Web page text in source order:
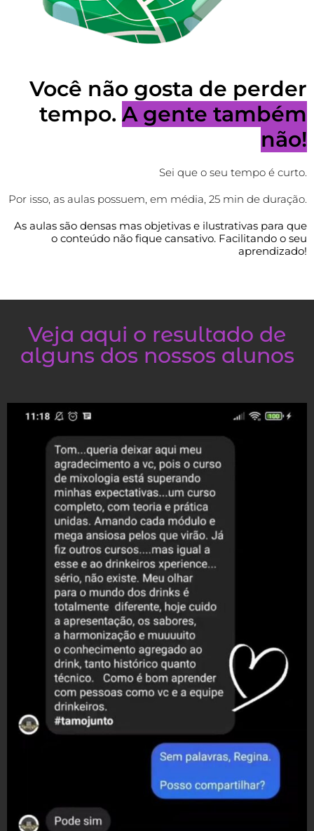
Você não gosta de perder
tempo. A gente também
não!
Sei que o seu tempo é curto.
Por isso, as aulas possuem, em média, 25 min de duração.
As aulas são densas mas objetivas e ilustrativas para que
o conteúdo não fique cansativo. Facilitando o seu
aprendizado!
Veja aqui o resultado de
alguns dos nossos alunos